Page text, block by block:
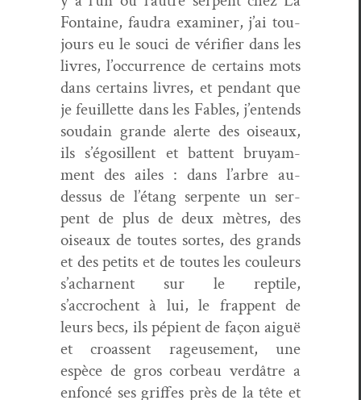
Fontaine, fau­dra exam­in­er, j’ai tou­
jours eu le souci de véri­fi­er dans les
livres, l’occurrence de cer­tains mots
dans cer­tains livres, et pen­dant que
je feuil­lette dans les Fables, j’entends
soudain grande alerte des oiseaux,
ils s’égosillent et bat­tent bruyam­
ment des ailes : dans l’arbre au-
dessus de l’étang ser­pente un ser­
pent de plus de deux mètres, des
oiseaux de toutes sortes, des grands
et des petits et de toutes les couleurs
s’acharnent sur le rep­tile,
s’accrochent à lui, le frap­pent de
leurs becs, ils pépi­ent de façon aiguë
et croassent rageuse­ment, une
espèce de gros cor­beau verdâtre a
enfon­cé ses griffes près de la tête et